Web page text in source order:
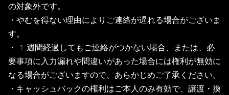
の対象外です。
・やむを得ない理由によりご連絡が遅れる場合がございま
す。
・1週間経過してもご連絡がつかない場合、または、必
要事項に入力漏れや間違いがあった場合には権利が無効に
なる場合がございますので、あらかじめご了承ください。
・キャッシュバックの権利はご本人のみ有効で、譲渡・換